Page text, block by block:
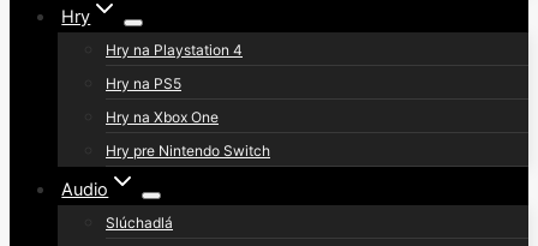
Hry
Hry na Playstation 4
Hry na PS5
Hry na Xbox One
Hry pre Nintendo Switch
Audio
Slúchadlá